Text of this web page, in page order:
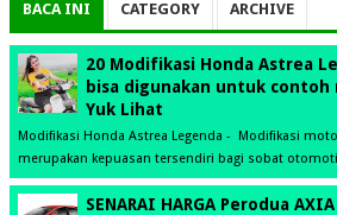
BACA INI CATEGORY ARCHIVE
20 Modifikasi Honda Astrea
bisa digunakan untuk contoh
Yuk Lihat
Modifikasi Honda Astrea Legenda - Modifikasi
merupakan kepuasan tersendiri bagi sobat
SENARAI HARGA Perodua